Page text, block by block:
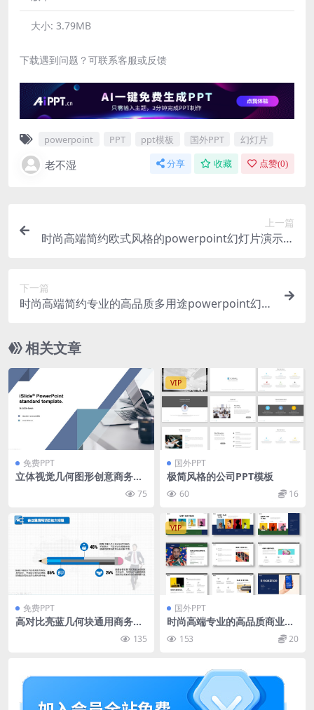
大小: 3.79MB
下载遇到问题？可联系客服或反馈
powerpoint PPT ppt模板 国外PPT 幻灯片
老不湿 分享 收藏 点赞(0)
上一篇
时尚高端简约欧式风格的powerpoint幻灯片演示模
下一篇
时尚高端简约专业的高品质多用途powerpoint幻灯
相关文章
免费PPT
立体视觉几何图形创意商务风
75
VIP
国外PPT
极简风格的公司PPT模板
60 16
免费PPT
高对比亮蓝几何块通用商务pp
135
VIP
国外PPT
时尚高端专业的高品质商业商
务powerpoint幻灯片演示模
板（pptx）
153 20